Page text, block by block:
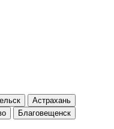
Астрахань
Благовещенск